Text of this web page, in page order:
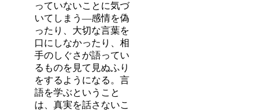
っていないことに気づ
いてしまう―感情を偽
ったり、大切な言葉を
口にしなかったり、相
手のしぐさが語ってい
るものを見て見ぬふり
をするようになる。言
語を学ぶということ
は、真実を話さないこ